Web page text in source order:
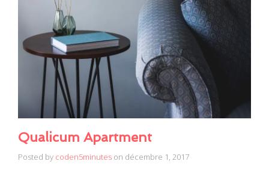
Qualicum Apartment
Posted by coden5minutes on décembre 1, 2017